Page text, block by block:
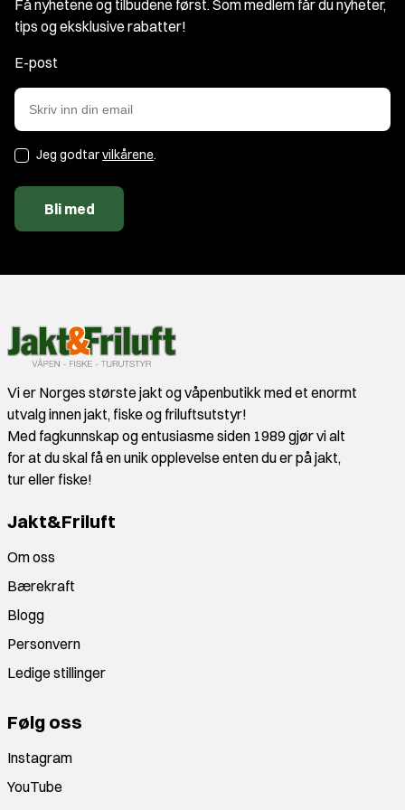
Få nyhetene og tilbudene først. Som medlem får du nyheter,
tips og eksklusive rabatter!
E-post
Jeg godtarvilkårene.
Bli med
Vi er Norges største jakt og våpenbutikk med et enormt
utvalg innen jakt, fiske og friluftsutstyr!
Med fagkunnskap og entusiasme siden 1989 gjør vi alt
for at du skal få en unik opplevelse enten du er på jakt,
tur eller fiske!
Jakt&Friluft
Om oss
Bærekraft
Blogg
Personvern
Ledige stillinger
Følg oss
Instagram
YouTube